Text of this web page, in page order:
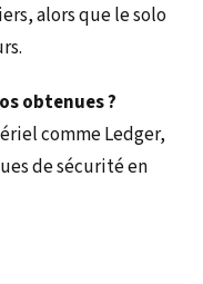
alors que le solo
obtenues ?
comme Ledger,
de sécurité en